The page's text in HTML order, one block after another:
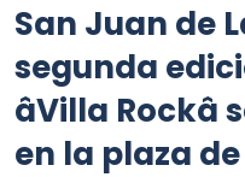
San Juan de
segunda
âVilla
en la plaza